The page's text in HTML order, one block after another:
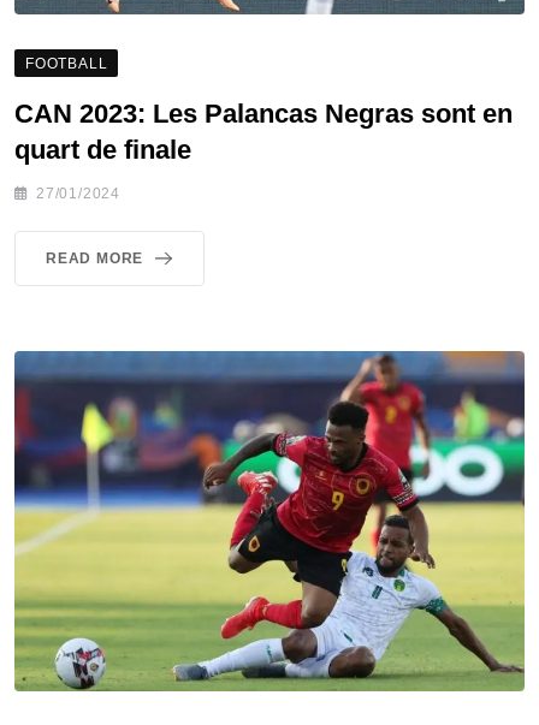
FOOTBALL
CAN 2023: Les Palancas Negras sont en
quart de finale
27/01/2024
READ MORE